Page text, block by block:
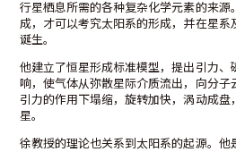
行星栖息所需的各种复杂化学元素的来源
成，才可以考究太阳系的形成，并在星系
诞生。
他建立了恒星形成标准模型，提出引力、
响，使气体从弥散星际介质流出，向分子
引力的作用下塌缩，旋转加快，涡动成盘
星。
徐教授的理论也关系到太阳系的起源。他